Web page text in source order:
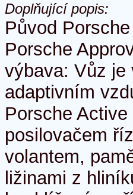
Doplňující popis:
Původ
Porsche
výbava: Vůz je
adaptivním
Porsche
posilovačem
volantem,
ližinami z